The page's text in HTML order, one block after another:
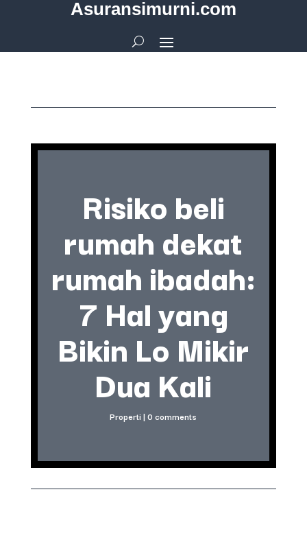
Asuransimurni.com
Risiko beli
rumah dekat
rumah ibadah:
7 Hal yang
Bikin Lo Mikir
Dua Kali
Properti |0 comments